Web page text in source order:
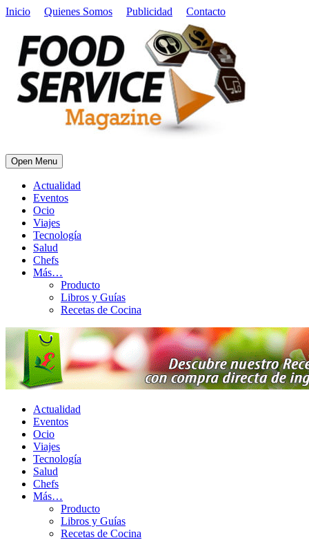
Inicio Quienes Somos Publicidad Contacto
Open Menu
Actualidad
Eventos
Ocio
Viajes
Tecnología
Salud
Chefs
Más…
Producto
Libros y Guías
Recetas de Cocina
Actualidad
Eventos
Ocio
Viajes
Tecnología
Salud
Chefs
Más…
Producto
Libros y Guías
Recetas de Cocina